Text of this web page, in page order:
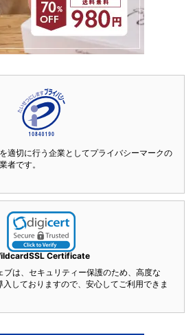
適切に行う企業としてプライバシーマークの
者です。
Certificate
ブは、セキュリティー保護のため、高度な
しておりますので、安心してご利用できま